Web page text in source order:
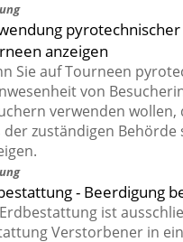
anzeigen
Sie auf Tourneen
von
verwenden wollen,
der zuständigen Behörde
- Beerdigung
ist
Verstorbener in